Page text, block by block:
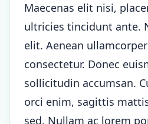
Maecenas elit nisi,
ultricies tincidunt ante.
elit. Aenean
consectetur. Donec
sollicitudin accumsan.
orci enim, sagittis
sed. Nullam ac lorem